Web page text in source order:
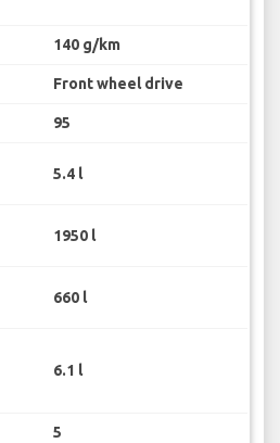
140 g/km
Front wheel drive
95
5.4 l
1950 l
660 l
6.1 l
5